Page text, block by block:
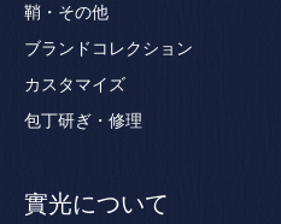
鞘・その他
ブランドコレクション
カスタマイズ
包丁研ぎ・修理
實光について